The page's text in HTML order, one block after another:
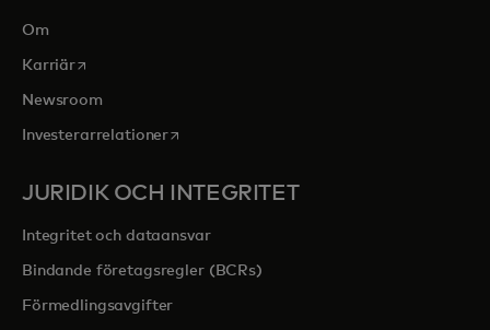
Om
Karriäropens in a new tab
Newsroom
Investerarrelationeropens in a new tab
JURIDIK OCH INTEGRITET
Integritet och dataansvar
Bindande företagsregler (BCRs)
Förmedlingsavgifter